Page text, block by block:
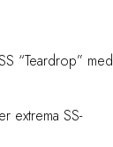
“Teardrop” med
extrema SS-